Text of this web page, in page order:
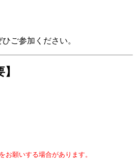
ご参加ください。
願いする場合があります。